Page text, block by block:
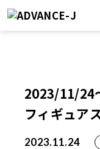
2023/11/24
フィギュア
2023.11.24